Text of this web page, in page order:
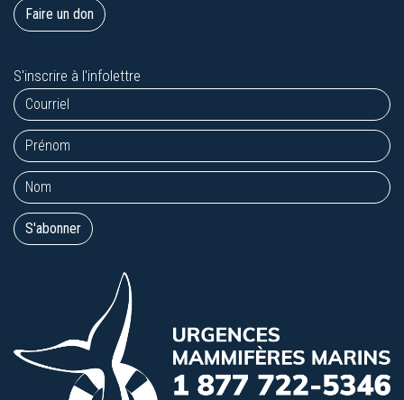
Faire un don
S'inscrire à l'infolettre